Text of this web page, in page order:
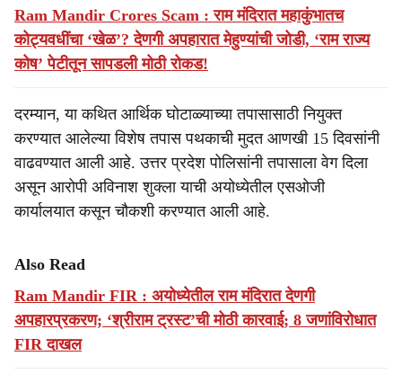
Ram Mandir Crores Scam : राम मंदिरात महाकुंभातच
कोट्यवधींचा ‘खेळ’? देणगी अपहारात मेहुण्यांची जोडी, ‘राम राज्य
कोष’ पेटीतून सापडली मोठी रोकड!
दरम्यान, या कथित आर्थिक घोटाळ्याच्या तपासासाठी नियुक्त
करण्यात आलेल्या विशेष तपास पथकाची मुदत आणखी 15 दिवसांनी
वाढवण्यात आली आहे. उत्तर प्रदेश पोलिसांनी तपासाला वेग दिला
असून आरोपी अविनाश शुक्ला याची अयोध्येतील एसओजी
कार्यालयात कसून चौकशी करण्यात आली आहे.
Also Read
Ram Mandir FIR : अयोध्येतील राम मंदिरात देणगी
अपहारप्रकरण; ‘श्रीराम ट्रस्ट’ची मोठी कारवाई; 8 जणांविरोधात
FIR दाखल